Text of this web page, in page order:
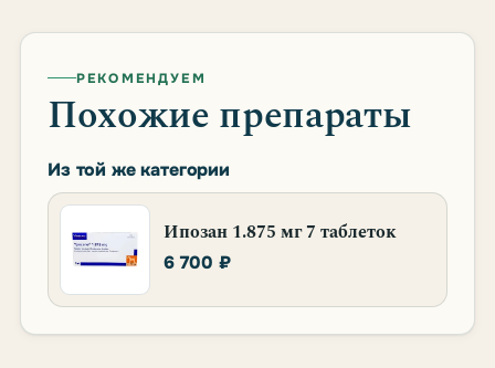
РЕКОМЕНДУЕМ
Похожие препараты
Из той же категории
Ипозан 1.875 мг 7 таблеток
6 700 ₽